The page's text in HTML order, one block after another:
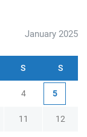
January 2025
S S
4 5
11 12